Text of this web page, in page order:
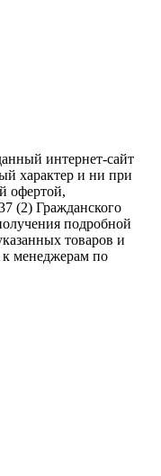
интернет-сайт
характер и ни при
офертой,
(2) Гражданского
подробной
товаров и
к менеджерам по